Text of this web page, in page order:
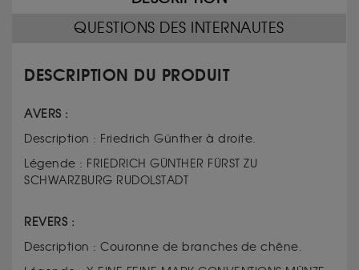
QUESTIONS DES INTERNAUTES
DESCRIPTION DU PRODUIT
AVERS :
Description : Friedrich Günther à droite.
Légende : FRIEDRICH GÜNTHER FÜRST ZU
SCHWARZBURG RUDOLSTADT
REVERS :
Description : Couronne de branches de chêne.